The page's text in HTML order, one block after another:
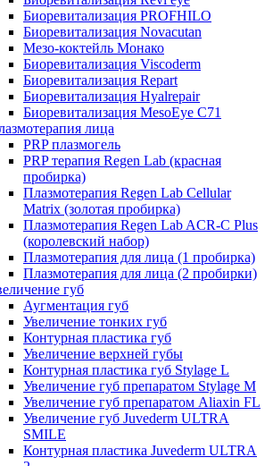
Биоревитализация PROFHILO
Биоревитализация Novacutan
Мезо-коктейль Монако
Биоревитализация Viscoderm
Биоревитализация Repart
Биоревитализация Hyalrepair
Биоревитализация MesoEye C71
лица
PRP плазмогель
PRP терапия Regen Lab (красная
пробирка)
Плазмотерапия Regen Lab Cellular
Matrix (золотая пробирка)
Плазмотерапия Regen Lab ACR-C Plus
(королевский набор)
Плазмотерапия для лица (1 пробирка)
Плазмотерапия для лица (2 пробирки)
губ
Аугментация губ
Увеличение тонких губ
Контурная пластика губ
Увеличение верхней губы
Контурная пластика губ Stylage L
Увеличение губ препаратом Stylage M
Увеличение губ препаратом Aliaxin FL
Увеличение губ Juvederm ULTRA
SMILE
Контурная пластика Juvederm ULTRA